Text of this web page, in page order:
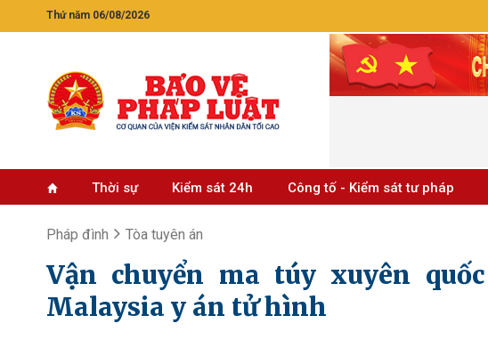
Thứ năm 06/08/2026
Thời sự Kiểm sát 24h Công tố - Kiểm sát tư pháp
Pháp đình Tòa tuyên án
Vận chuyển ma túy xuyên
Malaysia y án tử hình